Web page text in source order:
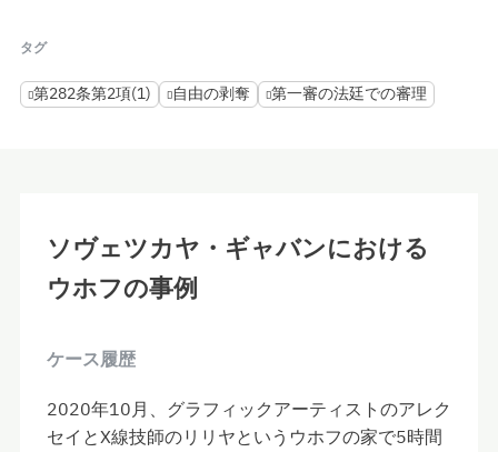
タグ
第282条第2項(1) 自由の剥奪 第一審の法廷での審理
ソヴェツカヤ・ギャバンにおける
ウホフの事例
ケース履歴
2020年10月、グラフィックアーティストのアレク
セイとX線技師のリリヤというウホフの家で5時間